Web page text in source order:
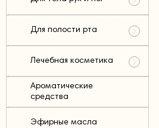
Для полости рта
Лечебная косметика
Ароматические
средства
Эфирные масла